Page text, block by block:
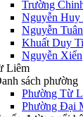
Trường
Nguyễn Huy
Nguyễn Tuân
Khuất Duy
Nguyễn Xiển
Liêm
sách phường
Phường Từ
Phường Đại